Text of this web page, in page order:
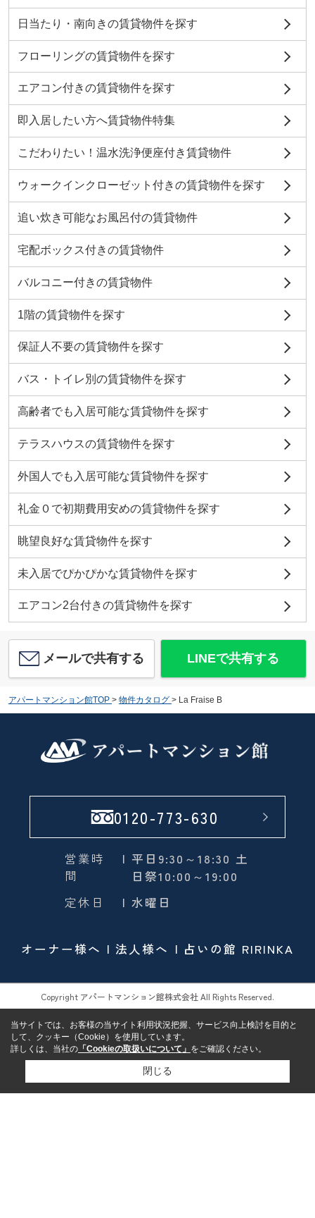
日当たり・南向きの賃貸物件を探す
フローリングの賃貸物件を探す
エアコン付きの賃貸物件を探す
即入居したい方へ賃貸物件特集
こだわりたい！温水洗浄便座付き賃貸物件
ウォークインクローゼット付きの賃貸物件を探す
追い炊き可能なお風呂付の賃貸物件
宅配ボックス付きの賃貸物件
バルコニー付きの賃貸物件
1階の賃貸物件を探す
保証人不要の賃貸物件を探す
バス・トイレ別の賃貸物件を探す
高齢者でも入居可能な賃貸物件を探す
テラスハウスの賃貸物件を探す
外国人でも入居可能な賃貸物件を探す
礼金０で初期費用安めの賃貸物件を探す
眺望良好な賃貸物件を探す
未入居でぴかぴかな賃貸物件を探す
エアコン2台付きの賃貸物件を探す
メールで共有する LINEで共有する
アパートマンション館TOP > 物件カタログ > La Fraise B
0120-773-630
営業時
間
| 平日9:30～18:30 土
日祭10:00～19:00
定休日
| 水曜日
オーナー様へ 法人様へ 占いの館 RIRINKA
Copyright アパートマンション館株式会社 All Rights Reserved.
当サイトでは、お客様の当サイト利用状況把握、サービス向上検討を目的と
して、クッキー（Cookie）を使用しています。
詳しくは、当社の 「Cookieの取扱いについて」 をご確認ください。
閉じる